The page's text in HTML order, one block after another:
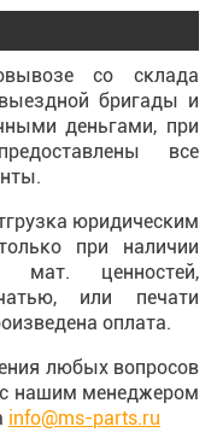
со склада
бригады и
деньгами, при
все
юридическим
при наличии
мат. ценностей,
или печати
оплата.
любых вопросов
с нашим менеджером
info@ms-parts.ru